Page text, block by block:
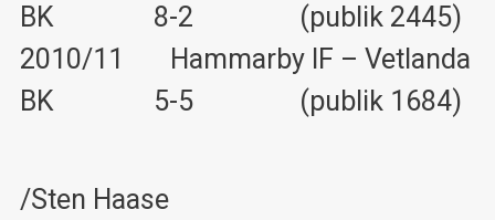
BK 8-2 (publik 2445)
2010/11 Hammarby IF – Vetlanda
BK 5-5 (publik 1684)
/Sten Haase